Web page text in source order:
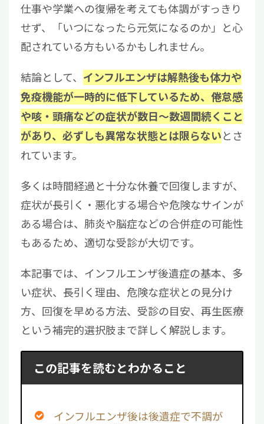
仕事や学業への復帰を考えても体調がすっきり
せず、「いつになったら元気になるのか」と心
配されている方もいるかもしれません。
結論として、 インフルエンザは解熱後も体力や
免疫機能が一時的に低下しているため、倦怠感
や咳・頭痛などの症状が数日〜数週間続くこと
があり、必ずしも異常な状態とは限らないとさ
れています。
多くは時間経過と十分な休養で回復しますが、
症状が長引く・悪化する場合や危険なサインが
ある場合は、肺炎や脳症などの合併症の可能性
もあるため、適切な受診が大切です。
本記事では、インフルエンザ後遺症の基本、多
い症状、長引く理由、危険な症状との見分け
方、回復を早める方法、受診の目安、再生医療
という補完的選択肢まで詳しく解説します。
この記事を読むとわかること
インフルエンザ後は後遺症で不調が